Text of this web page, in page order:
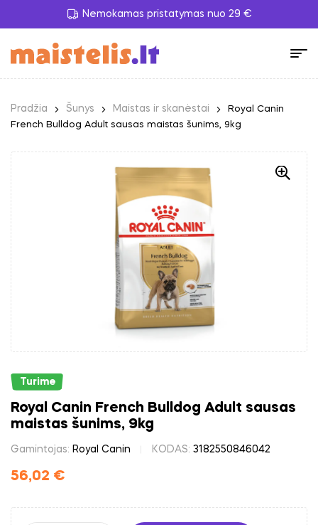
Nemokamas pristatymas nuo 29 €
Pradžia Šunys Maistas ir skanėstai
Royal Canin
French Bulldog Adult sausas maistas šunims, 9kg
Turime
Royal Canin French Bulldog Adult sausas
maistas šunims, 9kg
Gamintojas: Royal Canin KODAS: 3182550846042
56,02 €